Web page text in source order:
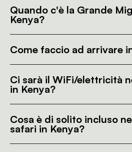
Quando c'è la Grande
Kenya?
Come faccio ad arrivare
Ci sarà il WiFi/elettricità
in Kenya?
Cosa è di solito incluso
safari in Kenya?